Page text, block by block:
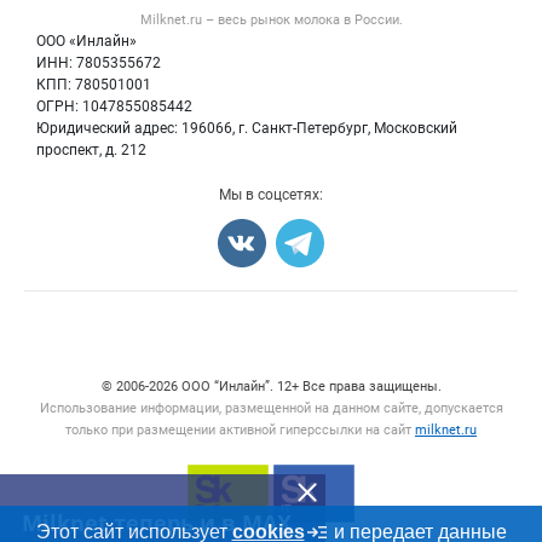
Milknet теперь и в MAX
Milknet.ru – весь рынок молокав России.
ООО «Инлайн»
ИНН: 7805355672
КПП: 780501001
ОГРН: 1047855085442
Юридический адрес: 196066, г. Санкт-Петербург, Московский
проспект, д. 212
Политика обработки персональных данных
Оборудование
Мы в соцсетях:
© 2006‑2026 ООО “Инлайн”. 12+ Все права защищены.
Использование информации, размещенной на данном сайте, допускается
только при размещении активной гиперссылки на сайт milknet.ru
Этот сайт использует cookies и передает данные